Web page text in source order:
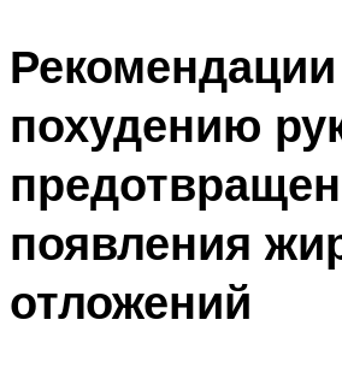
похудению
появления
отложений